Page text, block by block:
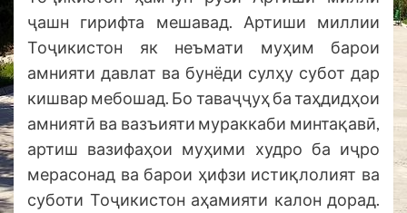
ҷашн гирифта мешавад. Артиши миллии
Тоҷикистон як неъмати муҳим барои
амнияти давлат ва бунёди сулҳу субот дар
кишвар мебошад. Бо таваҷҷуҳ ба таҳдидҳои
амниятӣ ва вазъияти мураккаби минтақавӣ,
артиш вазифаҳои муҳими худро ба иҷро
мерасонад ва барои ҳифзи истиқлолият ва
суботи Тоҷикистон аҳамияти калон дорад.